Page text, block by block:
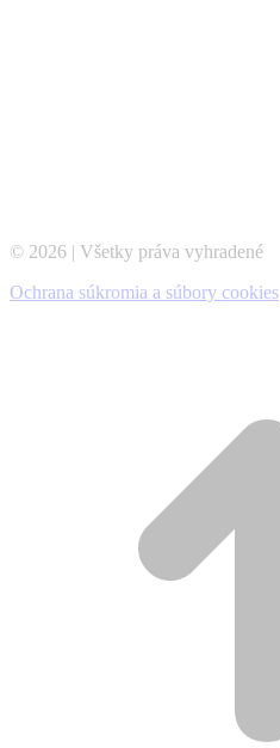
© 2026 | Všetky práva vyhradené
Ochrana súkromia a súbory cookies